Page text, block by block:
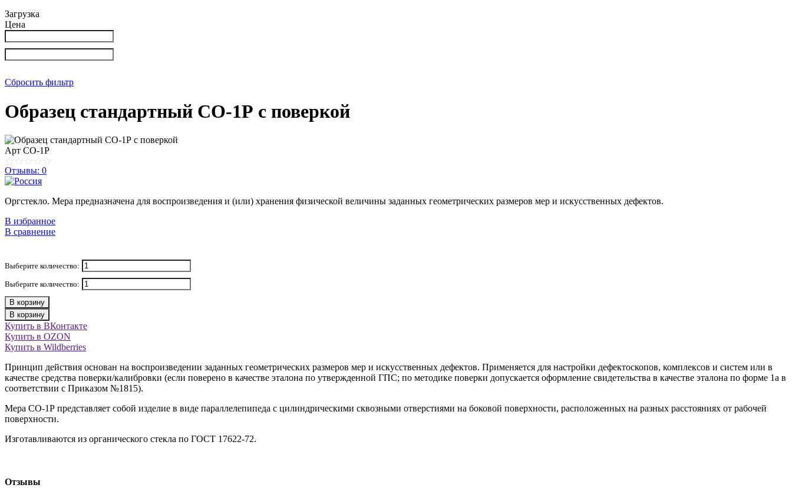
Загрузка
Цена
Сбросить фильтр
Образец стандартный СО-1Р с поверкой
Арт СО-1Р
Отзывы: 0
Оргстекло. Мера предназначена для воспроизведения и (или) хранения физической величины заданных геометрических размеров мер и искусственных дефектов.
В избранное
В сравнение
Выберите количество:
Выберите количество:
В корзину
В корзину
Купить в ВКонтакте
Купить в OZON
Купить в Wildberries
Принцип действия основан на воспроизведении заданных геометрических размеров мер и искусственных дефектов. Применяется для настройки дефектоскопов, комплексов и систем или в
качестве средства поверки/калибровки (если поверено в качестве эталона по утвержденной ГПС; по методике поверки допускается оформление свидетельства в качестве эталона по форме 1а в
соответствии с Приказом №1815).
Мера СО-1Р представляет собой изделие в виде параллелепипеда с цилиндрическими сквозными отверстиями на боковой поверхности, расположенных на разных расстояниях от рабочей
поверхности.
Изготавливаются из органического стекла по ГОСТ 17622-72.
Отзывы